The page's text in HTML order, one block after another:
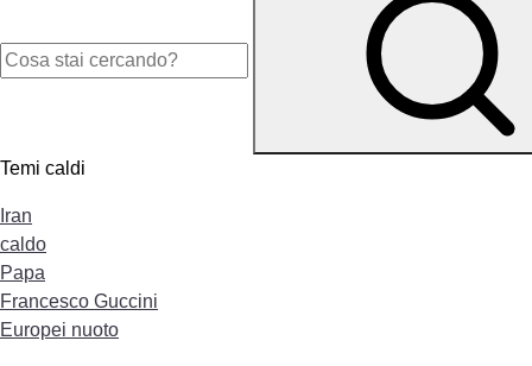
Temi caldi
Iran
caldo
Papa
Francesco Guccini
Europei nuoto